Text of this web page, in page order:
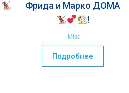
Фрида и Марко ДОМА
!
Misc
Подробнее